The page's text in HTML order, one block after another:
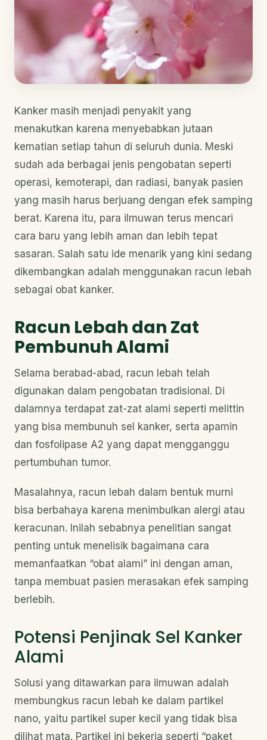
Kanker masih menjadi penyakit yang
menakutkan karena menyebabkan jutaan
kematian setiap tahun di seluruh dunia. Meski
sudah ada berbagai jenis pengobatan seperti
operasi, kemoterapi, dan radiasi, banyak pasien
yang masih harus berjuang dengan efek samping
berat. Karena itu, para ilmuwan terus mencari
cara baru yang lebih aman dan lebih tepat
sasaran. Salah satu ide menarik yang kini sedang
dikembangkan adalah menggunakan racun lebah
sebagai obat kanker.
Racun Lebah dan Zat
Pembunuh Alami
Selama berabad-abad, racun lebah telah
digunakan dalam pengobatan tradisional. Di
dalamnya terdapat zat-zat alami seperti melittin
yang bisa membunuh sel kanker, serta apamin
dan fosfolipase A2 yang dapat mengganggu
pertumbuhan tumor.
Masalahnya, racun lebah dalam bentuk murni
bisa berbahaya karena menimbulkan alergi atau
keracunan. Inilah sebabnya penelitian sangat
penting untuk menelisik bagaimana cara
memanfaatkan “obat alami” ini dengan aman,
tanpa membuat pasien merasakan efek samping
berlebih.
Potensi Penjinak Sel Kanker
Alami
Solusi yang ditawarkan para ilmuwan adalah
membungkus racun lebah ke dalam partikel
nano, yaitu partikel super kecil yang tidak bisa
dilihat mata. Partikel ini bekerja seperti “paket